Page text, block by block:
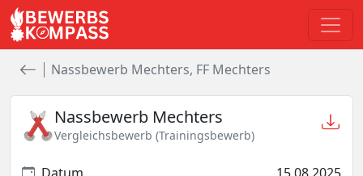
Nassbewerb Mechters, FF Mechters
Nassbewerb Mechters
Vergleichsbewerb (Trainingsbewerb)